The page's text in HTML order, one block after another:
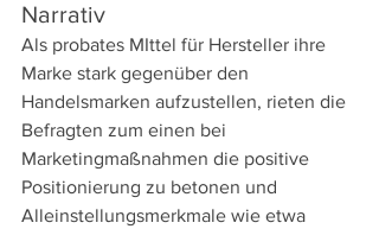
Narrativ
Als probates MIttel für Hersteller ihre
Marke stark gegenüber den
Handelsmarken aufzustellen, rieten die
Befragten zum einen bei
Marketingmaßnahmen die positive
Positionierung zu betonen und
Alleinstellungsmerkmale wie etwa